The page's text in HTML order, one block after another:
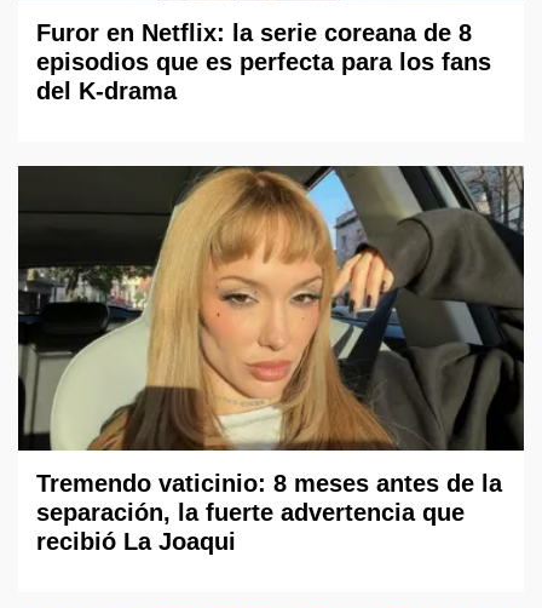
Furor en Netflix: la serie coreana de 8
episodios que es perfecta para los fans
del K-drama
Tremendo vaticinio: 8 meses antes de la
separación, la fuerte advertencia que
recibió La Joaqui